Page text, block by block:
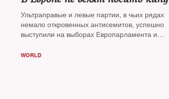
Ультраправые и левые партии, в чьих рядах
немало откровенных антисемитов, успешно
выступили на выборах Европарламента и
легализации крайних взглядов. Это уже
WORLD